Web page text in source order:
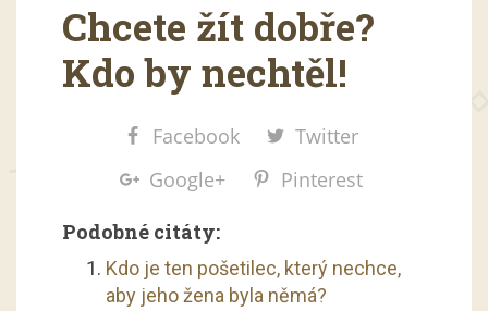
Chcete žít dobře?
Kdo by nechtěl!
Facebook
Twitter
Google+
Pinterest
Podobné citáty:
Kdo je ten pošetilec, který nechce,
aby jeho žena byla němá?